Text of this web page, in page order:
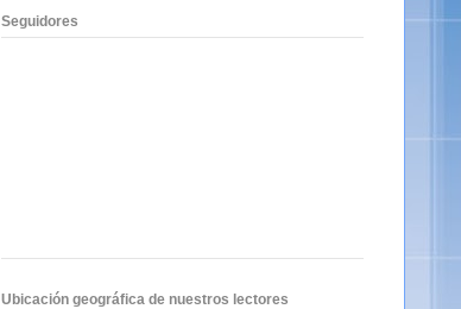
Seguidores
Ubicación geográfica de nuestros lectores